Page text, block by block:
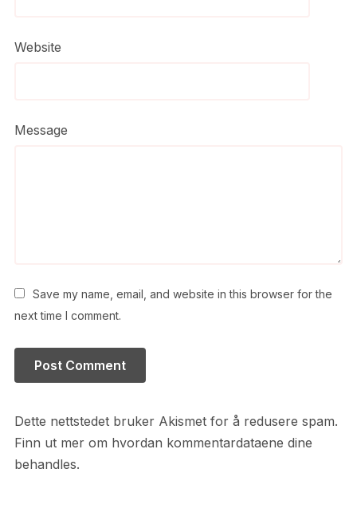
Website
Message
Save my name, email, and website in this browser for the
next time I comment.
Dette nettstedet bruker Akismet for å redusere spam.
Finn ut mer om hvordan kommentardataene dine
behandles.